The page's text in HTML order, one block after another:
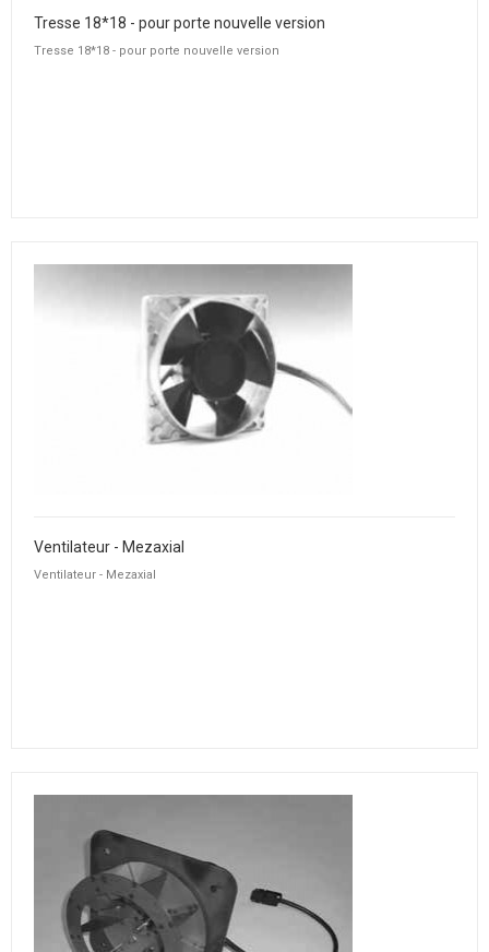
Tresse 18*18 - pour porte nouvelle version
Tresse 18*18 - pour porte nouvelle version
Ventilateur - Mezaxial
Ventilateur - Mezaxial